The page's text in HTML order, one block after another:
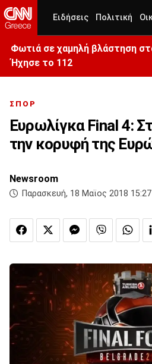
Ειδήσεις Πολιτική
Φωτιά σε χαμηλή βλάστηση
Ήχησε το 112
ΣΠΟΡ
Ευρωλίγκα Final 4:
την κορυφή της
Newsroom
Παρασκευή, 18 Μαϊος 2018 15:27